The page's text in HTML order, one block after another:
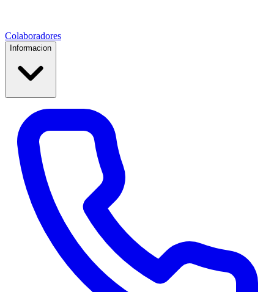
Colaboradores
Informacion